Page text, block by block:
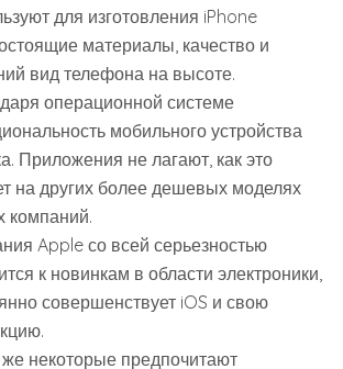
для изготовления iPhone
материалы, качество и
вид телефона на высоте.
операционной системе
мобильного устройства
Приложения не лагают, как это
на других более дешевых моделях
компаний.
Apple со всей серьезностью
к новинкам в области электроники,
совершенствует iOS и свою
некоторые предпочитают